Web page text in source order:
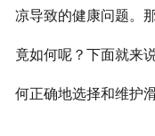
凉导致的健康问题。
竟如何呢？下面就来
何正确地选择和维护